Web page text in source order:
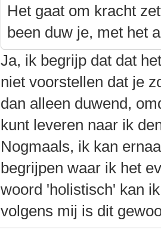
Het gaat om kracht
been duw je, met het
Ja, ik begrijp dat dat
niet voorstellen dat je
dan alleen duwend,
kunt leveren naar ik
Nogmaals, ik kan
begrijpen waar ik het
woord 'holistisch' kan
volgens mij is dit